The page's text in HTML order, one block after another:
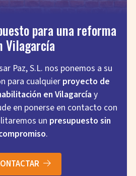
para una reforma
Vilagarcía
Paz, S.L. nos ponemos a su
para cualquierproyecto de
en Vilagarcía y
en ponerse en contacto con
un presupuesto sin
.